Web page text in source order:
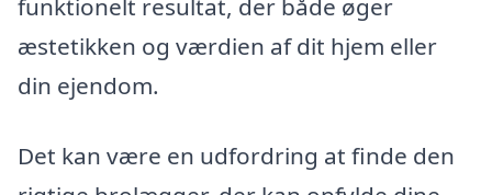
funktionelt resultat, der både øger
æstetikken og værdien af dit hjem eller
din ejendom.
Det kan være en udfordring at finde den